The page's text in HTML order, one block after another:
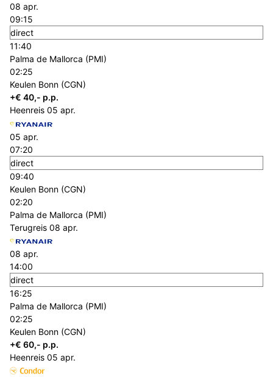
08 apr.
09:15
direct
11:40
Palma de Mallorca (PMI)
02:25
Keulen Bonn (CGN)
+€ 40,- p.p.
Heenreis 05 apr.
05 apr.
07:20
direct
09:40
Keulen Bonn (CGN)
02:20
Palma de Mallorca (PMI)
Terugreis 08 apr.
08 apr.
14:00
direct
16:25
Palma de Mallorca (PMI)
02:25
Keulen Bonn (CGN)
+€ 60,- p.p.
Heenreis 05 apr.